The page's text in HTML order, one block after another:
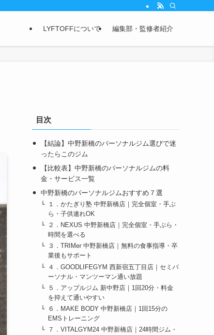
LYFTOFFについて 編集部・監修者紹介
目次
【結論】中野新橋のパーソナルジム選びで迷
ったらこのジム
【比較表】中野新橋のパーソナルジムの料
金・サービス一覧
中野新橋のパーソナルジムおすすめ７選
１．かたぎり塾 中野新橋店｜完全個室・手ぶ
ら・子供連れOK
２．NEXUS 中野新橋店｜完全個室・手ぶら・
時間を選べる
３．TRIMer 中野新橋店｜無料の食事指導・卒
業後もサポート
４．GOODLIFEGYM 西新宿五丁目店｜セミパ
ーソナル・マンツーマン通い放題
５．アップルジム 新中野店｜1回20分・料金
を抑えて通いやすい
６．MAKE BODY 中野新橋店｜1回15分の
EMSトレーニング
７．VITALGYM24 中野新橋店｜24時間ジム・